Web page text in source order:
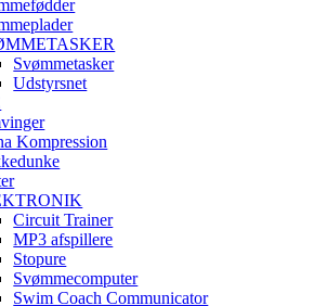
Svømmetasker
Udstyrsnet
Kompression
Circuit Trainer
MP3 afspillere
Stopure
Svømmecomputer
Swim Coach Communicator